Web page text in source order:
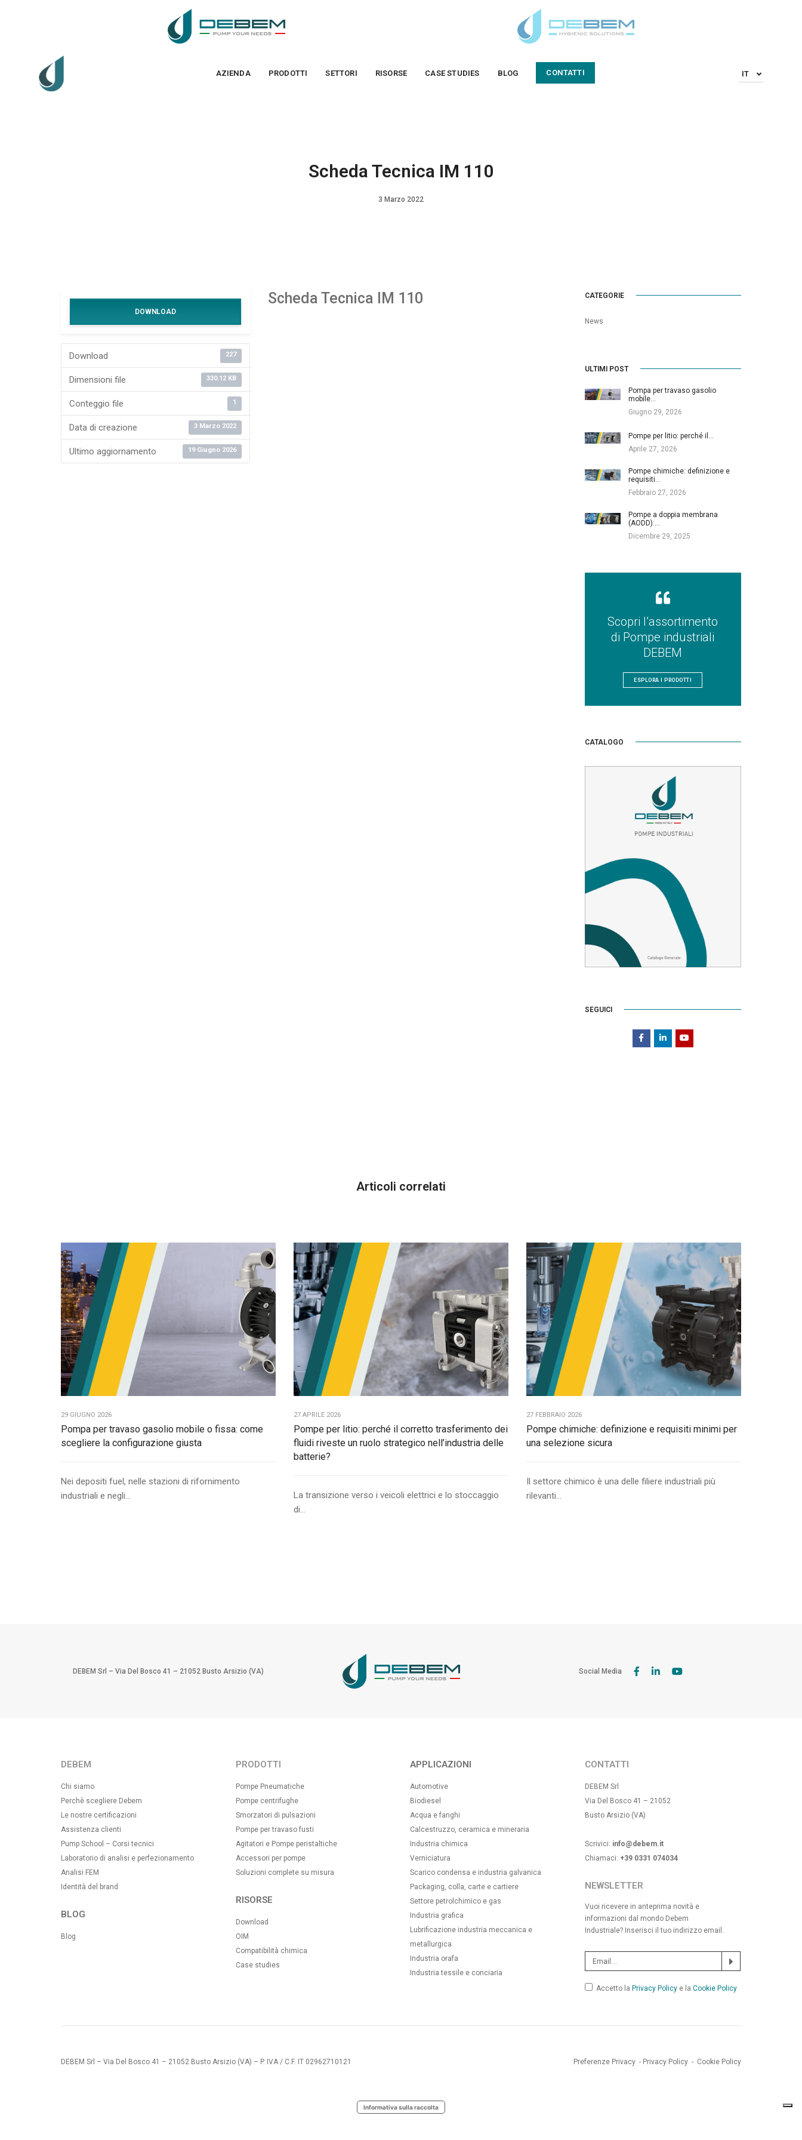
AZIENDA PRODOTTI SETTORI RISORSE CASE STUDIES BLOG CONTATTI IT
Scheda Tecnica IM 110
3 Marzo 2022
DOWNLOAD
Download 227
Dimensioni file 330.12 KB
Conteggio file 1
Data di creazione 3 Marzo 2022
Ultimo aggiornamento 19 Giugno 2026
Scheda Tecnica IM 110 CATEGORIE
News
ULTIMI POST
Pompa per travaso gasolio
mobile…
Giugno 29, 2026
Pompe per litio: perché il…
Aprile 27, 2026
Pompe chimiche: definizione e
requisiti…
Febbraio 27, 2026
Pompe a doppia membrana
(AODD):…
Dicembre 29, 2025
Scopri l’assortimento
di Pompe industriali
DEBEM
ESPLORA I PRODOTTI
CATALOGO
SEGUICI
Articoli correlati
29 GIUGNO 2026
Pompa per travaso gasolio mobile o fissa: come
scegliere la configurazione giusta
Nei depositi fuel, nelle stazioni di rifornimento
industriali e negli...
27 APRILE 2026
Pompe per litio: perché il corretto trasferimento dei
fluidi riveste un ruolo strategico nell’industria delle
batterie?
La transizione verso i veicoli elettrici e lo stoccaggio
di...
27 FEBBRAIO 2026
Pompe chimiche: definizione e requisiti minimi per
una selezione sicura
Il settore chimico è una delle filiere industriali più
rilevanti...
DEBEM Srl – Via Del Bosco 41 – 21052 Busto Arsizio (VA) Social Media
DEBEM
Chi siamo
Perchè scegliere Debem
Le nostre certificazioni
Assistenza clienti
Pump School – Corsi tecnici
Laboratorio di analisi e perfezionamento
Analisi FEM
Identità del brand
BLOG
Blog
PRODOTTI
Pompe Pneumatiche
Pompe centrifughe
Smorzatori di pulsazioni
Pompe per travaso fusti
Agitatori e Pompe peristaltiche
Accessori per pompe
Soluzioni complete su misura
RISORSE
Download
OIM
Compatibilità chimica
Case studies
APPLICAZIONI
Automotive
Biodiesel
Acqua e fanghi
Calcestruzzo, ceramica e mineraria
Industria chimica
Verniciatura
Scarico condensa e industria galvanica
Packaging, colla, carte e cartiere
Settore petrolchimico e gas
Industria grafica
Lubrificazione industria meccanica e
metallurgica
Industria orafa
Industria tessile e conciaria
CONTATTI
DEBEM Srl
Via Del Bosco 41 – 21052
Busto Arsizio (VA)
Scrivici: info@debem.it
Chiamaci: +39 0331 074034
NEWSLETTER
Vuoi ricevere in anteprima novità e
informazioni dal mondo Debem
Industriale? Inserisci il tuo indirizzo email.
Accetto la Privacy Policye la Cookie Policy
DEBEM Srl – Via Del Bosco 41 – 21052 Busto Arsizio (VA) – P. IVA / C.F. IT 02962710121 Preferenze Privacy - Privacy Policy - Cookie Policy
Informativa sulla raccolta